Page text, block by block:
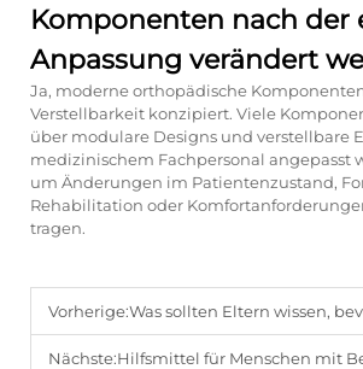
Komponenten nach der
Anpassung verändert
Ja, moderne orthopädische
Verstellbarkeit konzipiert. Viele
über modulare Designs und verstellbare
medizinischem Fachpersonal angepasst
um Änderungen im Patientenzustand,
Rehabilitation oder
tragen.
Vorherige:Was sollten Eltern wissen, bevor sie in eine
Nächste:Hilfsmittel für Menschen mit Behinderung: Welche Merkmale